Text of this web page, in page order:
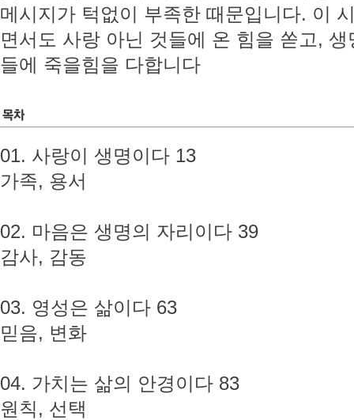
메시지가 턱없이 부족한 때문입니다. 이
면서도 사랑 아닌 것들에 온 힘을 쏟고,
들에 죽을힘을 다합니다
01. 사랑이 생명이다 13
가족, 용서
02. 마음은 생명의 자리이다 39
감사, 감동
03. 영성은 삶이다 63
믿음, 변화
04. 가치는 삶의 안경이다 83
원칙, 선택